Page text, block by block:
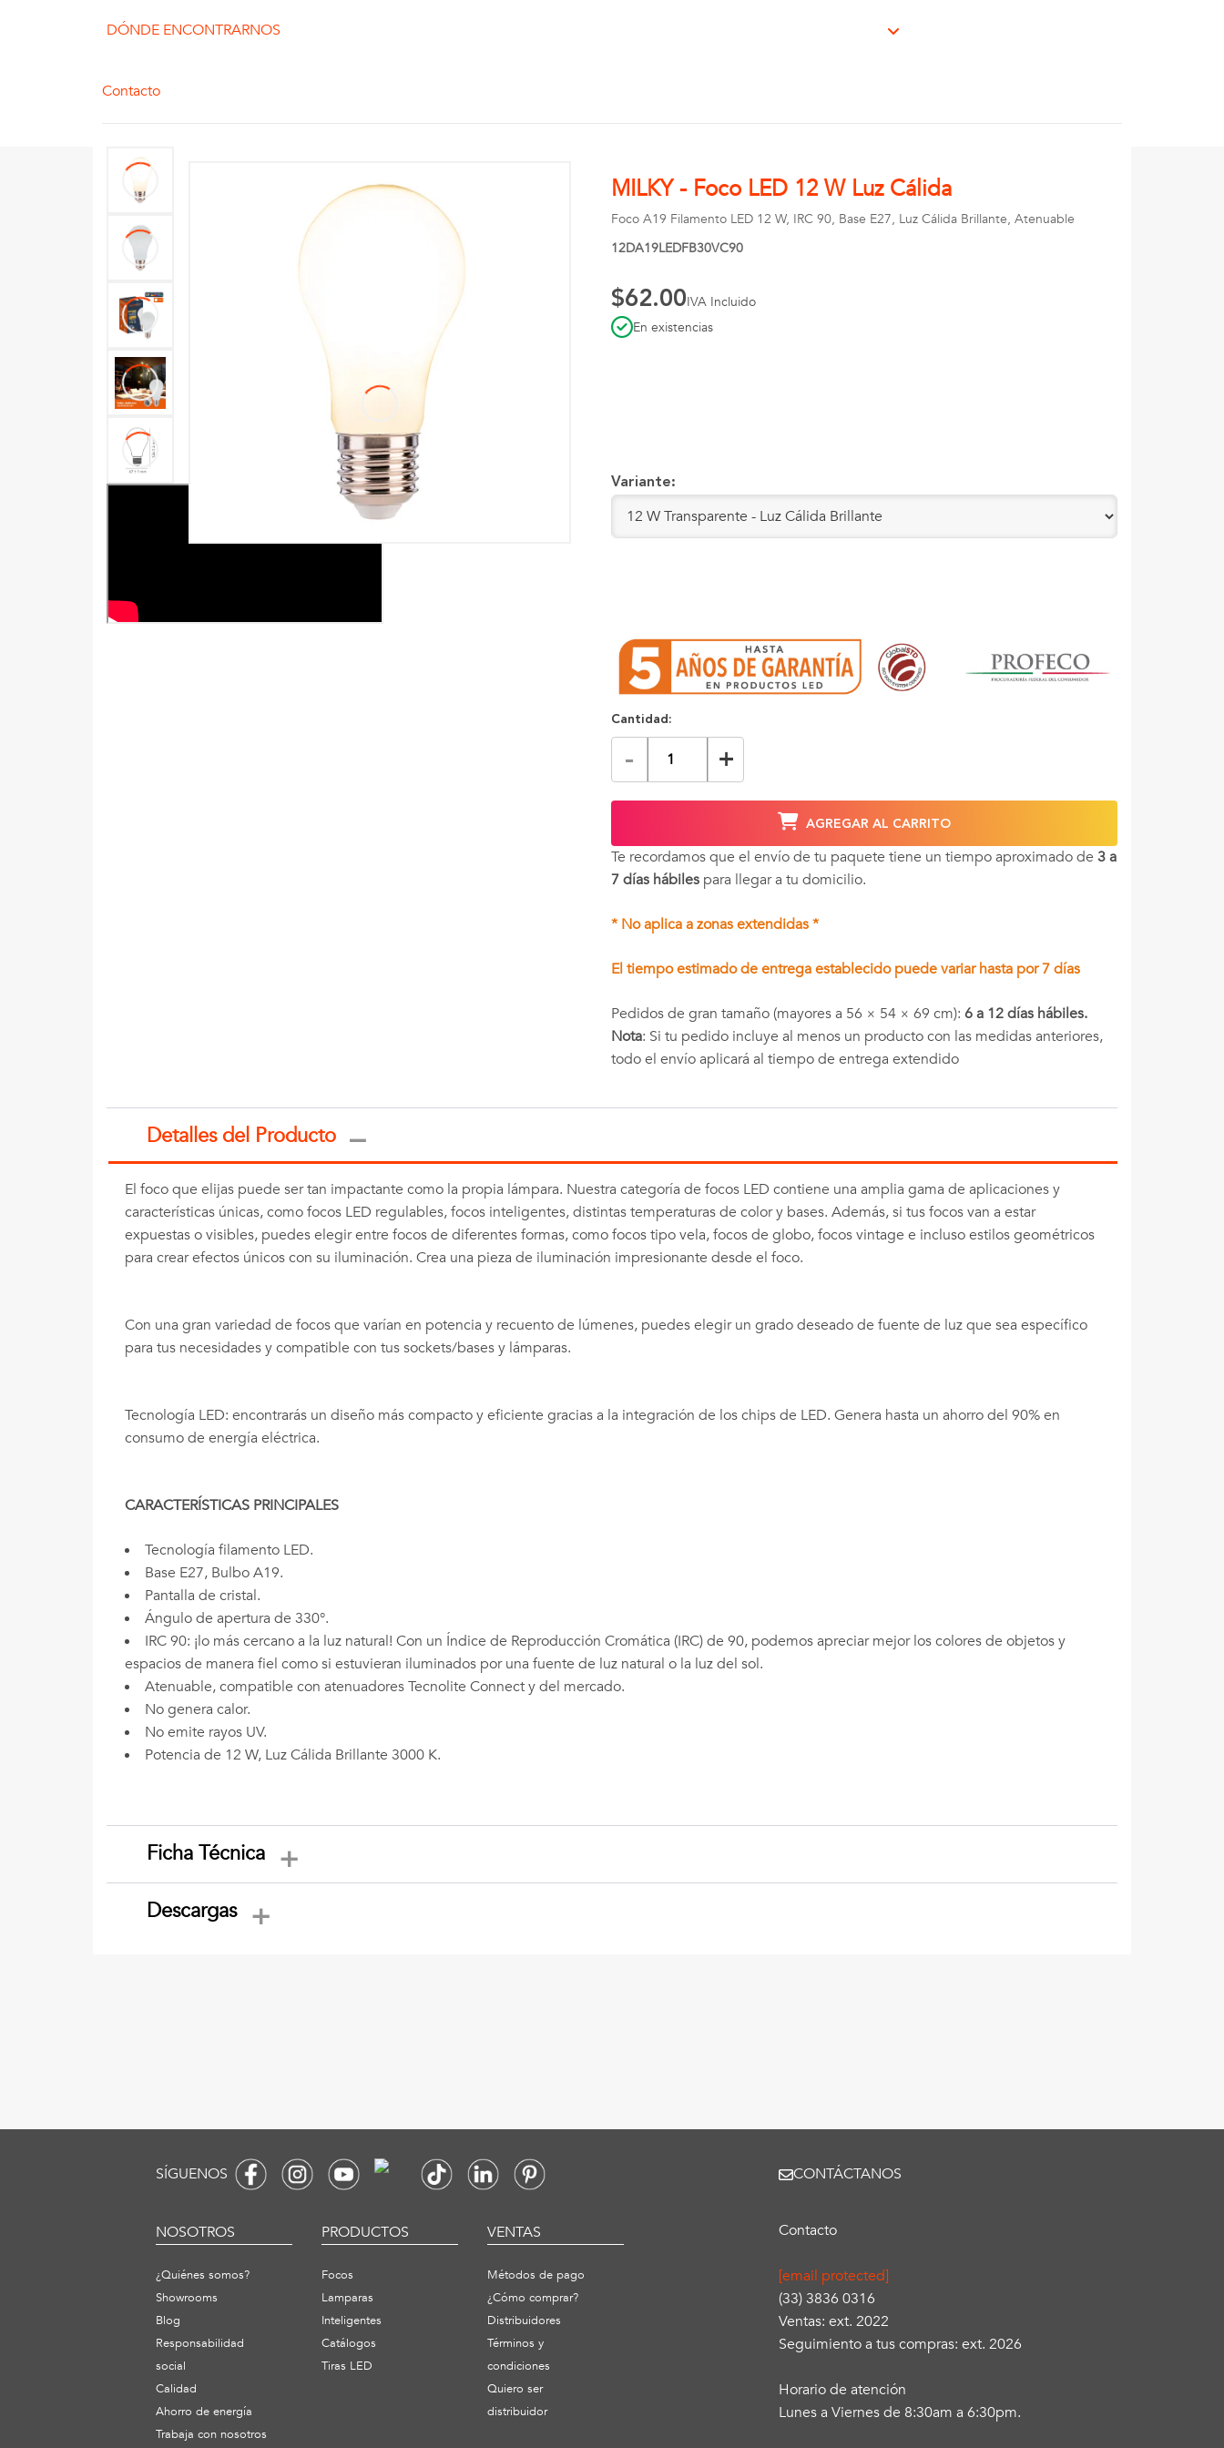
DÓNDE ENCONTRARNOS
Contacto
MILKY - Foco LED 12 W Luz Cálida
Foco A19 Filamento LED 12 W, IRC 90, Base E27, Luz Cálida Brillante, Atenuable
12DA19LEDFB30VC90
$62.00IVA Incluido
En existencias
Variante:
Cantidad:
- +
AGREGAR AL CARRITO
Te recordamos que el envío de tu paquete tiene un tiempo aproximado de 3 a
7 días hábilespara llegar a tu domicilio.
* No aplica a zonas extendidas *
El tiempo estimado de entrega establecido puede variar hasta por 7 días
Pedidos de gran tamaño (mayores a 56 × 54 × 69 cm): 6 a 12 días hábiles.
Nota: Si tu pedido incluye al menos un producto con las medidas anteriores,
todo el envío aplicará al tiempo de entrega extendido
Detalles del Producto
El foco que elijas puede ser tan impactante como la propia lámpara. Nuestra categoría de focos LED contiene una amplia gama de aplicaciones y
características únicas, como focos LED regulables, focos inteligentes, distintas temperaturas de color y bases. Además, si tus focos van a estar
expuestas o visibles, puedes elegir entre focos de diferentes formas, como focos tipo vela, focos de globo, focos vintage e incluso estilos geométricos
para crear efectos únicos con su iluminación. Crea una pieza de iluminación impresionante desde el foco.
Con una gran variedad de focos que varían en potencia y recuento de lúmenes, puedes elegir un grado deseado de fuente de luz que sea específico
para tus necesidades y compatible con tus sockets/bases y lámparas.
Tecnología LED: encontrarás un diseño más compacto y eficiente gracias a la integración de los chips de LED. Genera hasta un ahorro del 90% en
consumo de energía eléctrica.
CARACTERÍSTICAS PRINCIPALES
Tecnología filamento LED.
Base E27, Bulbo A19.
Pantalla de cristal.
Ángulo de apertura de 330°.
IRC 90: ¡lo más cercano a la luz natural! Con un Índice de Reproducción Cromática (IRC) de 90, podemos apreciar mejor los colores de objetos y
espacios de manera fiel como si estuvieran iluminados por una fuente de luz natural o la luz del sol.
Atenuable, compatible con atenuadores Tecnolite Connect y del mercado.
No genera calor.
No emite rayos UV.
Potencia de 12 W, Luz Cálida Brillante 3000 K.
Ficha Técnica
Descargas
NOSOTROS
¿Quiénes somos?
Showrooms
Blog
Responsabilidad
social
Calidad
Ahorro de energía
Trabaja con nosotros
PRODUCTOS
Focos
Lamparas
Inteligentes
Catálogos
Tiras LED
VENTAS
Métodos de pago
¿Cómo comprar?
Distribuidores
Términos y
condiciones
Quiero ser
distribuidor
SÍGUENOS
Contacto
[email protected]
(33) 3836 0316
Ventas: ext. 2022
Seguimiento a tus compras: ext. 2026
Horario de atención
Lunes a Viernes de 8:30am a 6:30pm.
CONTÁCTANOS